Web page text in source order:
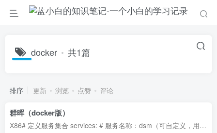
docker 共1篇
排序 更新 浏览 点赞 评论
群晖（docker版）
X86# 定义服务集合 services: # 服务名称：dsm（可自定义，用于标识此服务） dsm: # 容器名称：dsm（启动后容器的实际名称，便于识别和管理） container_name: dsm # 使用的镜像：vdsm/virtual-...